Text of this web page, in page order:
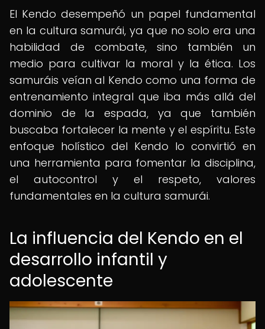
El Kendo desempeñó un papel fundamental
en la cultura samurái, ya que no solo era una
habilidad de combate, sino también un
medio para cultivar la moral y la ética. Los
samuráis veían al Kendo como una forma de
entrenamiento integral que iba más allá del
dominio de la espada, ya que también
buscaba fortalecer la mente y el espíritu. Este
enfoque holístico del Kendo lo convirtió en
una herramienta para fomentar la disciplina,
el autocontrol y el respeto, valores
fundamentales en la cultura samurái.
La influencia del Kendo en el
desarrollo infantil y
adolescente